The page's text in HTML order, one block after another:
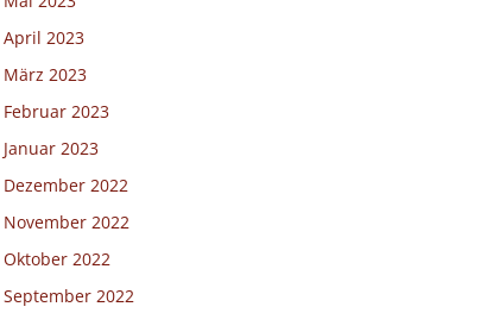
April 2023
März 2023
Februar 2023
Januar 2023
Dezember 2022
November 2022
Oktober 2022
September 2022